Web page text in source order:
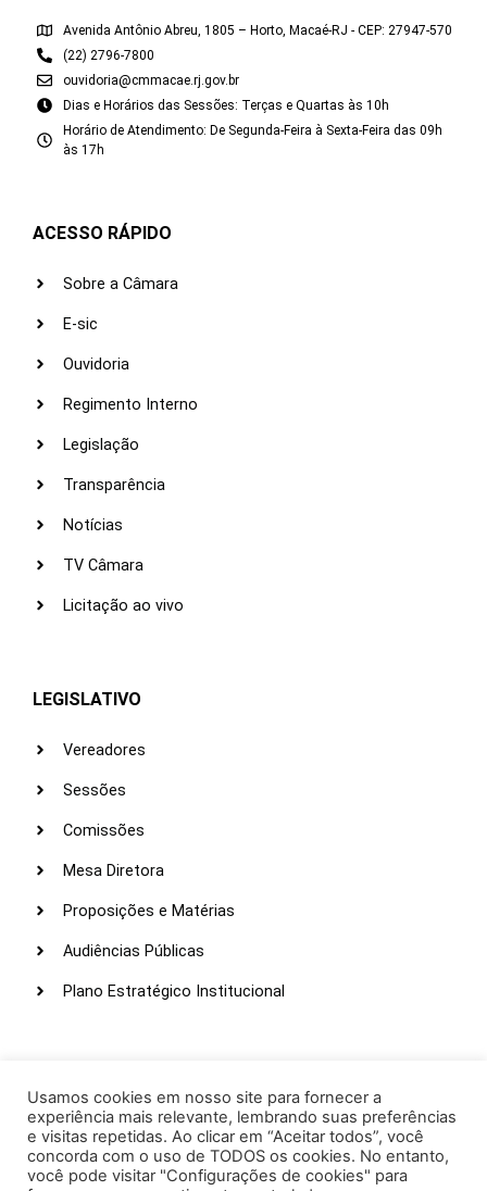
Avenida Antônio Abreu, 1805 – Horto, Macaé-RJ - CEP: 27947-570
(22) 2796-7800
ouvidoria@cmmacae.rj.gov.br
Dias e Horários das Sessões: Terças e Quartas às 10h
Horário de Atendimento: De Segunda-Feira à Sexta-Feira das 09h
às 17h
ACESSO RÁPIDO
Sobre a Câmara
E-sic
Ouvidoria
Regimento Interno
Legislação
Transparência
Notícias
TV Câmara
Licitação ao vivo
LEGISLATIVO
Vereadores
Sessões
Comissões
Mesa Diretora
Proposições e Matérias
Audiências Públicas
Plano Estratégico Institucional
Webmail
Intranet
Administração
Usamos cookies em nosso site para fornecer a
experiência mais relevante, lembrando suas preferências
e visitas repetidas. Ao clicar em “Aceitar todos”, você
concorda com o uso de TODOS os cookies. No entanto,
você pode visitar "Configurações de cookies" para